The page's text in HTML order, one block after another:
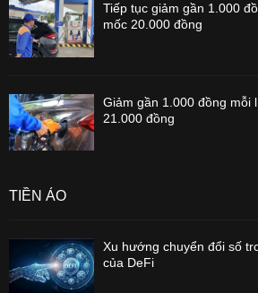
Tiếp tục giảm gần 1.000
mốc 20.000 đồng
Giảm gần 1.000 đồng mỗi
21.000 đồng
TIỀN ẢO
Xu hướng chuyển đổi số
của DeFi